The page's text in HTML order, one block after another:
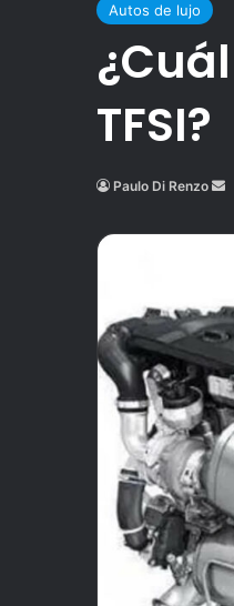
Autos de lujo
TFSI?
Paulo Di Renzo